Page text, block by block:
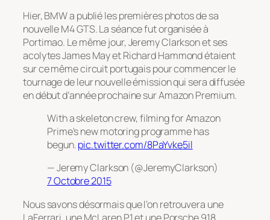
Hier, BMW a publié les premières photos de sa
nouvelle M4 GTS. La séance fut organisée à
Portimao. Le même jour, Jeremy Clarkson et ses
acolytes James May et Richard Hammond étaient
sur ce même circuit portugais pour commencer le
tournage de leur nouvelle émission qui sera diffusée
en début d’année prochaine sur Amazon Premium.
With a skeleton crew, filming for Amazon
Prime's new motoring programme has
begun.pic.twitter.com/8PaYvke5il
— Jeremy Clarkson (@JeremyClarkson)
7 Octobre 2015
Nous savons désormais que l’on retrouvera une
LaFerrari, une McLaren P1 et une Porsche 918